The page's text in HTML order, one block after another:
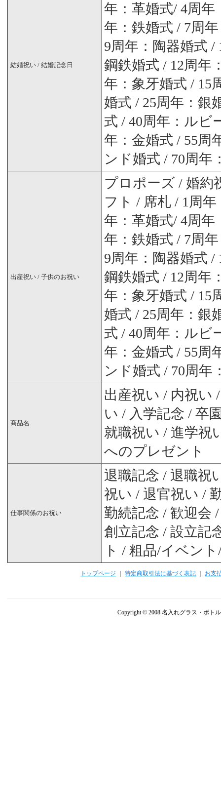
結婚祝い / 結婚記念日
年：革婚式/ 4周年
年：鉄婚式 / 7周
9周年：陶器婚式 /
鋼鉄婚式 / 12周年
年：象牙婚式 / 15
婚式 / 25周年：銀
式 / 40周年：ルビ
年：金婚式 / 55周
ンド婚式 / 70周年
出産祝い / 子供のお祝い
プロポーズ / 婚約
フト / 席札 / 1周
年：革婚式/ 4周年
年：鉄婚式 / 7周
9周年：陶器婚式 /
鋼鉄婚式 / 12周年
年：象牙婚式 / 15
婚式 / 25周年：銀
式 / 40周年：ルビ
年：金婚式 / 55周
ンド婚式 / 70周年
商品名
出産祝い / 内祝い
い / 入学記念 / 卒
就職祝い / 進学祝
へのプレゼント
仕事関係のお祝い
退職記念 / 退職祝
祝い / 退官祝い /
勤続記念 / 歓迎会
創立記念 / 設立記
ト / 粗品/イベン
トップページ 特定商取引法に基づく表記 お支
Copyright © 2008 名入れグラス・ボト